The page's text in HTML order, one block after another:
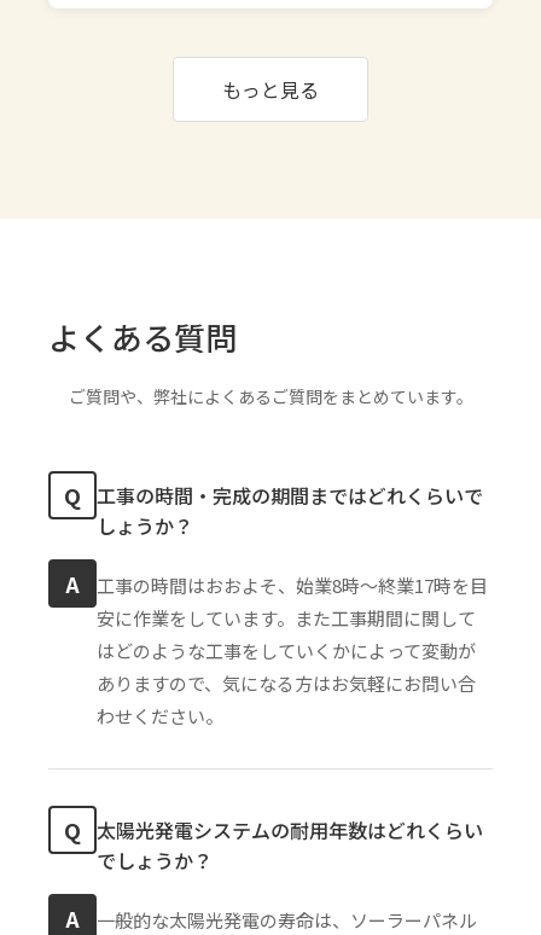
もっと見る
よくある質問
ご質問や、弊社によくあるご質問をまとめています。
Q 工事の時間・完成の期間まではどれくらいで
しょうか？
A
工事の時間はおおよそ、始業8時〜終業17時を目
安に作業をしています。また工事期間に関して
はどのような工事をしていくかによって変動が
ありますので、気になる方はお気軽にお問い合
わせください。
Q 太陽光発電システムの耐用年数はどれくらい
でしょうか？
A
一般的な太陽光発電の寿命は、ソーラーパネル